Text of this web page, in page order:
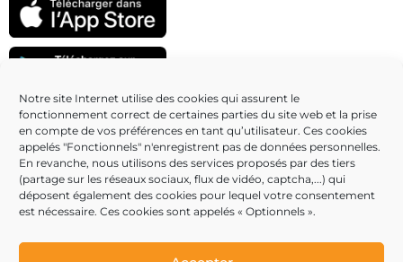
Notre site Internet utilise des cookies qui assurent le
fonctionnement correct de certaines parties du site web et la prise
en compte de vos préférences en tant qu’utilisateur. Ces cookies
appelés "Fonctionnels" n'enregistrent pas de données personnelles.
En revanche, nous utilisons des services proposés par des tiers
(partage sur les réseaux sociaux, flux de vidéo, captcha,...) qui
déposent également des cookies pour lequel votre consentement
est nécessaire. Ces cookies sont appelés « Optionnels ».
Partenaires